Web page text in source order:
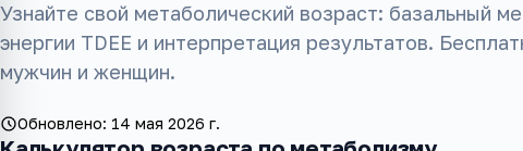
Узнайте свой метаболический возраст: базальный
энергии TDEE и интерпретация результатов.
мужчин и женщин.
Обновлено: 14 мая 2026 г.